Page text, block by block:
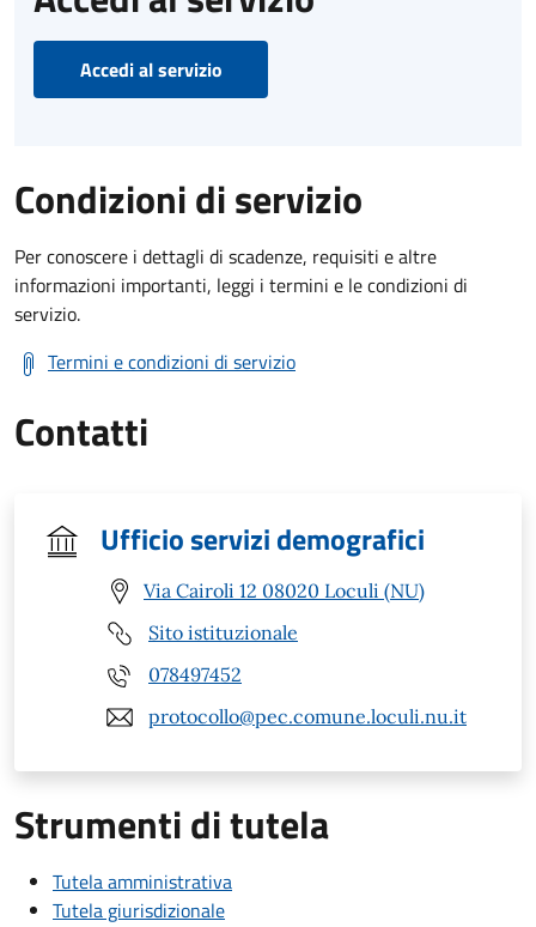
Accedi al servizio
Condizioni di servizio
Per conoscere i dettagli di scadenze, requisiti e altre
informazioni importanti, leggi i termini e le condizioni di
servizio.
Termini e condizioni di servizio
Contatti
Ufficio servizi demografici
Via Cairoli 12 08020 Loculi (NU)
Sito istituzionale
078497452
protocollo@pec.comune.loculi.nu.it
Strumenti di tutela
Tutela amministrativa
Tutela giurisdizionale